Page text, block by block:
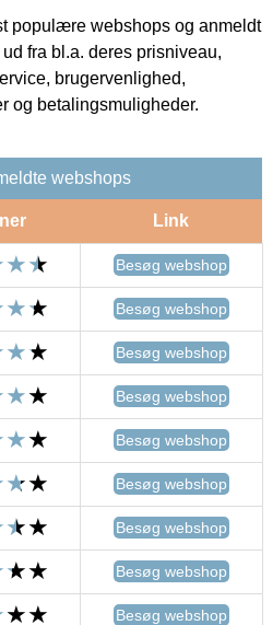
populære webshops og anmeldt
fra bl.a. deres prisniveau,
brugervenlighed,
og betalingsmuligheder.
webshops
Link
Besøg webshop
Besøg webshop
Besøg webshop
Besøg webshop
Besøg webshop
Besøg webshop
Besøg webshop
Besøg webshop
Besøg webshop